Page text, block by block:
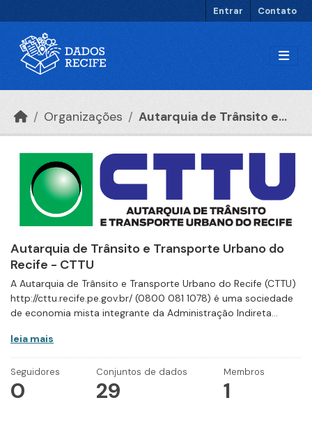
Entrar Contato
Organizações Autarquia de Trânsito e...
Autarquia de Trânsito e Transporte Urbano do
Recife - CTTU
A Autarquia de Trânsito e Transporte Urbano do Recife (CTTU)
http://cttu.recife.pe.gov.br/ (0800 081 1078) é uma sociedade
de economia mista integrante da Administração Indireta...
leia mais
Seguidores
0
Conjuntos de dados
29
Membros
1